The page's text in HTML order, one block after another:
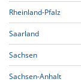
Rheinland-Pfalz
Saarland
Sachsen
Sachsen-Anhalt